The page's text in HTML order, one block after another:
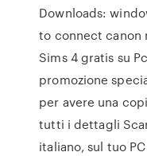
Downloads:
to connect canon
Sims 4 gratis su
promozione
per avere una
tutti i dettagli
italiano, sul tuo